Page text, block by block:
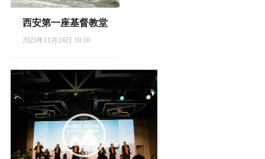
西安第一座基督教堂
2025年11月24日 10:16